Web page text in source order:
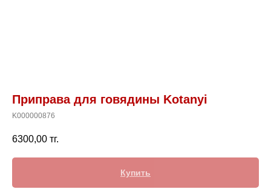
Приправа для говядины Kotanyi
K000000876
6300,00 тг.
Купить